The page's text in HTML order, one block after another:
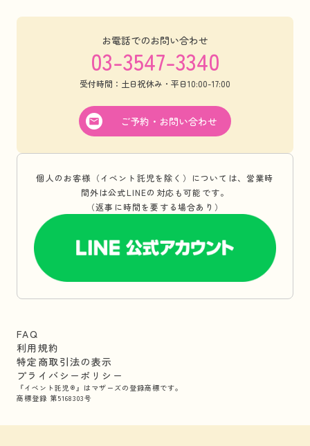
お電話でのお問い合わせ
03-3547-3340
受付時間：土日祝休み・平日10:00-17:00
ご予約・お問い合わせ
個人のお客様（イベント託児を除く）については、営業時
間外は公式LINEの対応も可能です。
（返事に時間を要する場合あり）
FAQ
利用規約
特定商取引法の表示
プライバシーポリシー
『イベント託児®』はマザーズの登録商標です。
商標登録 第5168303号